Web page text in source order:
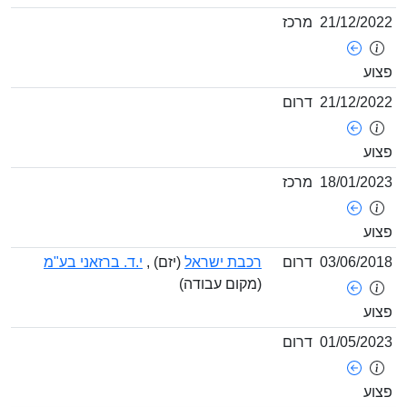
21/12/ מרכז
21/12/ דרום
18/01/ מרכז
03/06/ דרום רכבת ישראל(יזם) ,י.ד. ברזאני בע"מ
(מקום עבודה)
01/05/ דרום